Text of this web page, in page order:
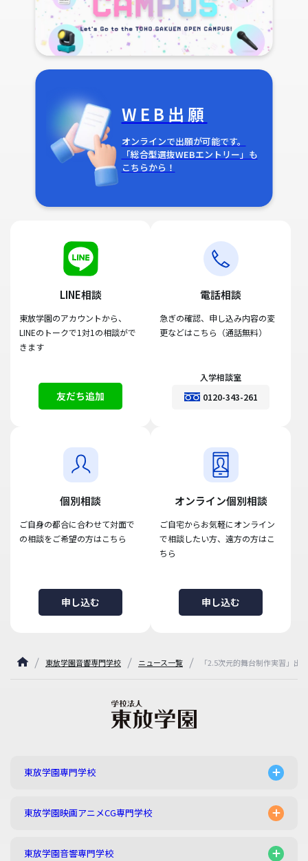
WEB出願
オンラインで出願が可能です。
「総合型選抜WEBエントリー」も
こちらから！
LINE相談
東放学園のアカウントから、
LINEのトークで1対1の相談がで
きます
友だち追加
電話相談
急ぎの確認、申し込み内容の変
更などはこちら（通話無料）
入学相談室
0120-343-261
個別相談
ご自身の都合に合わせて対面で
の相談をご希望の方はこちら
申し込む
オンライン個別相談
ご自宅からお気軽にオンライン
で相談したい方、遠方の方はこ
ちら
申し込む
東放学園音響専門学校 ニュース一覧 「2.5次元的舞台制作実習」
東放学園専門学校
東放学園映画アニメCG専門学校
東放学園音響専門学校